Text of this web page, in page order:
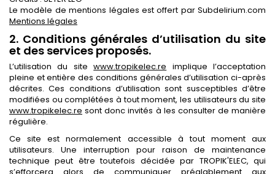
Le modèle de mentions légales est offert par Subdelirium.com
Mentions légales
2. Conditions générales d’utilisation du site
et des services proposés.
L’utilisation du sitewww.tropikelec.re implique l’acceptation
pleine et entière des conditions générales d’utilisation ci-après
décrites. Ces conditions d’utilisation sont susceptibles d’être
modifiées ou complétées à tout moment, les utilisateurs du site
www.tropikelec.re sont donc invités à les consulter de manière
régulière.
Ce site est normalement accessible à tout moment aux
utilisateurs. Une interruption pour raison de maintenance
technique peut être toutefois décidée par TROPIK'ELEC, qui
s’efforcera alors de communiquer préalablement aux